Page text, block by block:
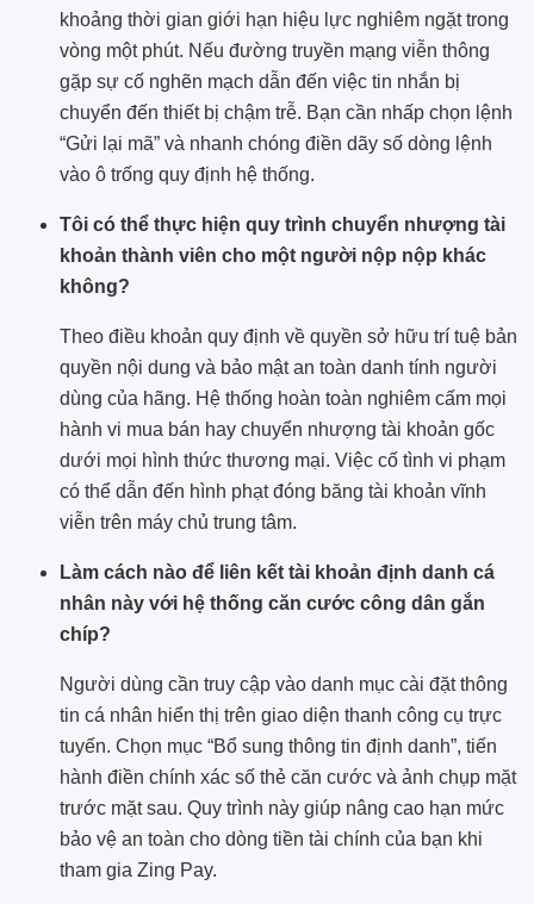
khoảng thời gian giới hạn hiệu lực nghiêm ngặt trong
vòng một phút. Nếu đường truyền mạng viễn thông
gặp sự cố nghẽn mạch dẫn đến việc tin nhắn bị
chuyển đến thiết bị chậm trễ. Bạn cần nhấp chọn lệnh
“Gửi lại mã” và nhanh chóng điền dãy số dòng lệnh
vào ô trống quy định hệ thống.
Tôi có thể thực hiện quy trình chuyển nhượng tài
khoản thành viên cho một người nộp nộp khác
không?
Theo điều khoản quy định về quyền sở hữu trí tuệ bản
quyền nội dung và bảo mật an toàn danh tính người
dùng của hãng. Hệ thống hoàn toàn nghiêm cấm mọi
hành vi mua bán hay chuyển nhượng tài khoản gốc
dưới mọi hình thức thương mại. Việc cố tình vi phạm
có thể dẫn đến hình phạt đóng băng tài khoản vĩnh
viễn trên máy chủ trung tâm.
Làm cách nào để liên kết tài khoản định danh cá
nhân này với hệ thống căn cước công dân gắn
chíp?
Người dùng cần truy cập vào danh mục cài đặt thông
tin cá nhân hiển thị trên giao diện thanh công cụ trực
tuyến. Chọn mục “Bổ sung thông tin định danh”, tiến
hành điền chính xác số thẻ căn cước và ảnh chụp mặt
trước mặt sau. Quy trình này giúp nâng cao hạn mức
bảo vệ an toàn cho dòng tiền tài chính của bạn khi
tham gia Zing Pay.